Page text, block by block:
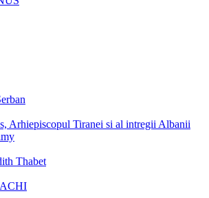
Arhiepiscopul Tiranei si al intregii Albanii
Thabet